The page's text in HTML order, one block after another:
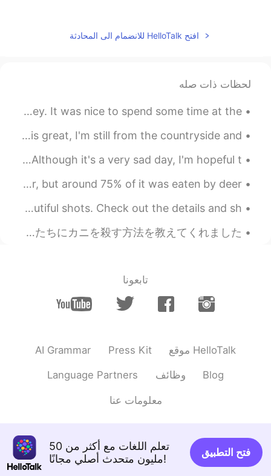
EN
JP
EN
CN繁
しばらく閉店します。 だけでいいよね(笑)
افتح HelloTalk للانضمام الى المحادثة
لحظات ذات صله
We had a lovely and sunny day in Stone Harbor, New Jersey. It was nice to spend some time at the ...
Even though living in the city like Tokyo and Seoul is great, I'm still from the countryside and ...
The UK is officially out of the European Union today. Although it's a very sad day, I'm hopeful t...
Summer flowers in my yard 💕🐝 We planted corn last year, but around 75% of it was eaten by deer. ...
I didn't have to fight a lot of people to get these beautiful shots. Check out the details and sh...
今朝目が覚めたとき、父はまだ生きている新鮮なカニの大きな箱で私たちを驚かせました！ カニは本当に大きくて元気でした！ 今夜の夕食になります！ 私の父は私たちにカニを殺す方法を教えてくれました、...
تابعونا
AI Grammar Press Kit موقع HelloTalk
Language Partners وظائف Blog
معلومات عنا
تعلم اللغات مع أكثر من 50
مليون متحدث أصلي مجانًا!
فتح التطبيق